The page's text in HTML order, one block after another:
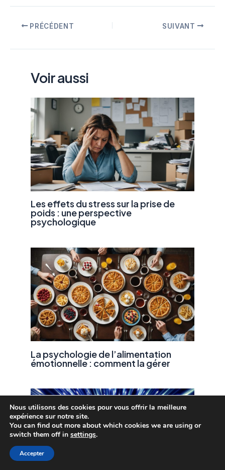
Navigation
articles
PRÉCÉDENT SUIVANT
Voir aussi
Les effets du stress sur la prise de
poids : une perspective
psychologique
La psychologie de l’alimentation
émotionnelle : comment la gérer
Nous utilisons des cookies pour vous offrir la meilleure
expérience sur notre site.
You can find out more about which cookies we are using or
switch them off in settings.
Accepter